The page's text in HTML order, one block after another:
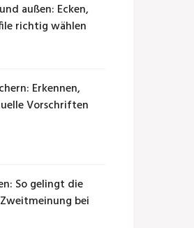
außen: Ecken,
richtig wählen
Erkennen,
Vorschriften
So gelingt die
bei